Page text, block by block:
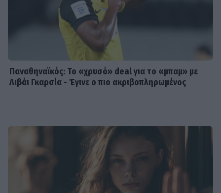
Παναθηναϊκός: Το «χρυσό» deal για το «μπαμ» με
Λιβάι Γκαρσία - Έγινε ο πιο ακριβοπληρωμένος